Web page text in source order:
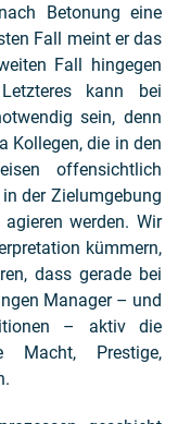
Betonung eine
Fall meint er das
Fall hingegen
kann bei
sein, denn
Kollegen, die in den
offensichtlich
der Zielumgebung
werden. Wir
kümmern,
dass gerade bei
Manager – und
– aktiv die
Macht, Prestige,